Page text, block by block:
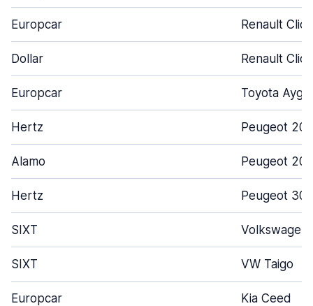
Europcar Renault Clio
Dollar Renault Clio
Europcar Toyota Aygo
Hertz Peugeot
Alamo Peugeot 208
Hertz Peugeot
SIXT Volkswagen
SIXT VW Taigo
Europcar Kia Ceed